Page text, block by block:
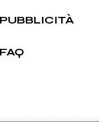
PUBBLICITÀ
FAQ